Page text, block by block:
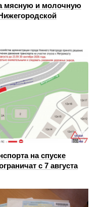
мясную и молочную
на спуске
с 7 августа